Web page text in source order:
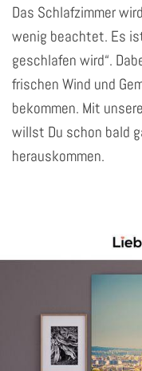
Das Schlafzimmer
wenig beachtet. Es
geschlafen wird“.
frischen Wind und
bekommen. Mit
willst Du schon bald
herauskommen.